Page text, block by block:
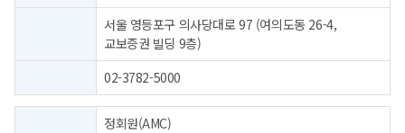
서울 영등포구 의사당대로 97 (여의도동 26-4,
교보증권 빌딩 9층)
02-3782-5000
정회원(AMC)